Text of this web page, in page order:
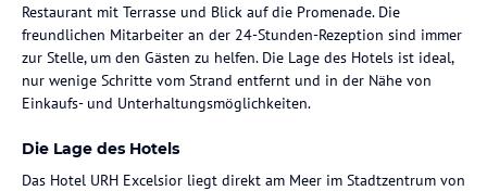
Restaurant mit Terrasse und Blick auf die Promenade. Die
freundlichen Mitarbeiter an der 24-Stunden-Rezeption sind immer
zur Stelle, um den Gästen zu helfen. Die Lage des Hotels ist ideal,
nur wenige Schritte vom Strand entfernt und in der Nähe von
Einkaufs- und Unterhaltungsmöglichkeiten.
Die Lage des Hotels
Das Hotel URH Excelsior liegt direkt am Meer im Stadtzentrum von